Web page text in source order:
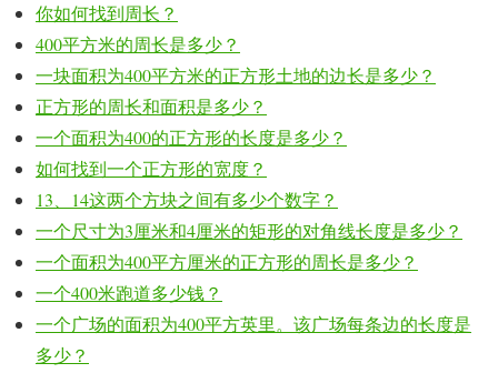
你如何找到周长？
400平方米的周长是多少？
一块面积为400平方米的正方形土地的边长是多少？
正方形的周长和面积是多少？
一个面积为400的正方形的长度是多少？
如何找到一个正方形的宽度？
13、14这两个方块之间有多少个数字？
一个尺寸为3厘米和4厘米的矩形的对角线长度是多少？
一个面积为400平方厘米的正方形的周长是多少？
一个400米跑道多少钱？
一个广场的面积为400平方英里。该广场每条边的长度是
多少？